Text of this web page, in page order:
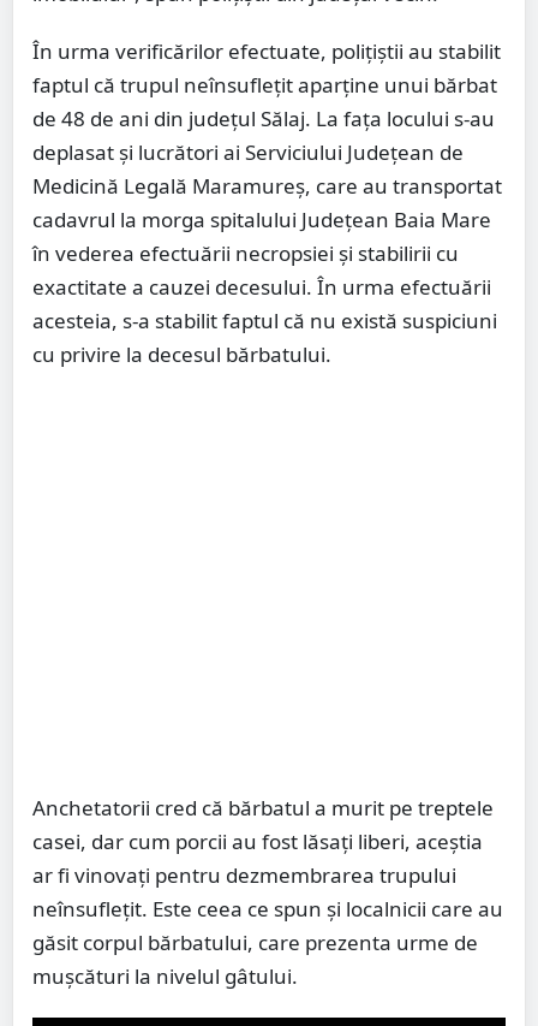
În urma verificărilor efectuate, polițiștii au stabilit
faptul că trupul neînsuflețit aparține unui bărbat
de 48 de ani din județul Sălaj. La fața locului s-au
deplasat și lucrători ai Serviciului Județean de
Medicină Legală Maramureș, care au transportat
cadavrul la morga spitalului Județean Baia Mare
în vederea efectuării necropsiei și stabilirii cu
exactitate a cauzei decesului. În urma efectuării
acesteia, s-a stabilit faptul că nu există suspiciuni
cu privire la decesul bărbatului.
Anchetatorii cred că bărbatul a murit pe treptele
casei, dar cum porcii au fost lăsați liberi, aceștia
ar fi vinovați pentru dezmembrarea trupului
neînsuflețit. Este ceea ce spun și localnicii care au
găsit corpul bărbatului, care prezenta urme de
mușcături la nivelul gâtului.